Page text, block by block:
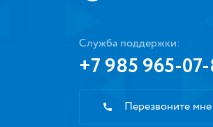
Служба поддержки:
+7 985 965-
Перезвоните мне